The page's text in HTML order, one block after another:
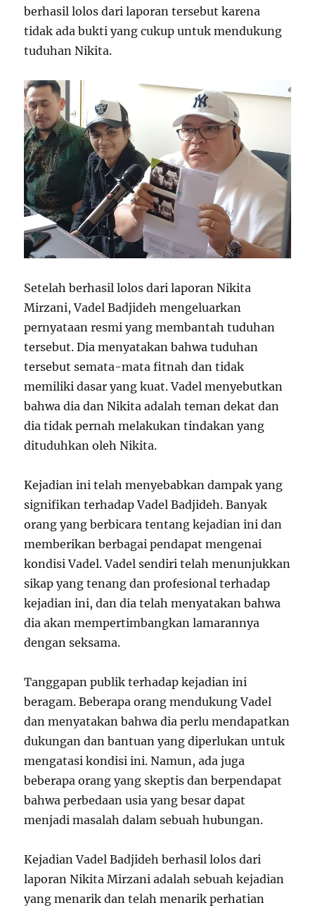
berhasil lolos dari laporan tersebut karena
tidak ada bukti yang cukup untuk mendukung
tuduhan Nikita.
Setelah berhasil lolos dari laporan Nikita
Mirzani, Vadel Badjideh mengeluarkan
pernyataan resmi yang membantah tuduhan
tersebut. Dia menyatakan bahwa tuduhan
tersebut semata-mata fitnah dan tidak
memiliki dasar yang kuat. Vadel menyebutkan
bahwa dia dan Nikita adalah teman dekat dan
dia tidak pernah melakukan tindakan yang
dituduhkan oleh Nikita.
Kejadian ini telah menyebabkan dampak yang
signifikan terhadap Vadel Badjideh. Banyak
orang yang berbicara tentang kejadian ini dan
memberikan berbagai pendapat mengenai
kondisi Vadel. Vadel sendiri telah menunjukkan
sikap yang tenang dan profesional terhadap
kejadian ini, dan dia telah menyatakan bahwa
dia akan mempertimbangkan lamarannya
dengan seksama.
Tanggapan publik terhadap kejadian ini
beragam. Beberapa orang mendukung Vadel
dan menyatakan bahwa dia perlu mendapatkan
dukungan dan bantuan yang diperlukan untuk
mengatasi kondisi ini. Namun, ada juga
beberapa orang yang skeptis dan berpendapat
bahwa perbedaan usia yang besar dapat
menjadi masalah dalam sebuah hubungan.
Kejadian Vadel Badjideh berhasil lolos dari
laporan Nikita Mirzani adalah sebuah kejadian
yang menarik dan telah menarik perhatian